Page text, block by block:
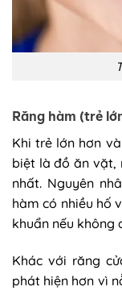
Răng hàm (trẻ
Khi trẻ lớn hơn
biệt là đồ ăn vặt,
nhất. Nguyên
hàm có nhiều hố
khuẩn nếu không
Khác với răng
phát hiện hơn vì